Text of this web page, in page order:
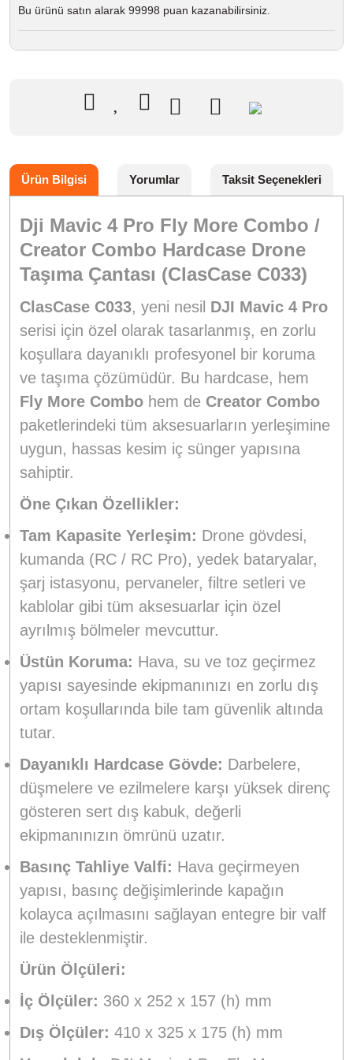
Bu ürünü satın alarak 99998 puan kazanabilirsiniz.
Ürün Bilgisi Yorumlar Taksit Seçenekleri
Dji Mavic 4 Pro Fly More Combo /
Creator Combo Hardcase Drone
Taşıma Çantası (ClasCase C033)
ClasCase C033, yeni nesil DJI Mavic 4 Pro
serisi için özel olarak tasarlanmış, en zorlu
koşullara dayanıklı profesyonel bir koruma
ve taşıma çözümüdür. Bu hardcase, hem
Fly More Combo hem de Creator Combo
paketlerindeki tüm aksesuarların yerleşimine
uygun, hassas kesim iç sünger yapısına
sahiptir.
Öne Çıkan Özellikler:
Tam Kapasite Yerleşim: Drone gövdesi,
kumanda (RC / RC Pro), yedek bataryalar,
şarj istasyonu, pervaneler, filtre setleri ve
kablolar gibi tüm aksesuarlar için özel
ayrılmış bölmeler mevcuttur.
Üstün Koruma: Hava, su ve toz geçirmez
yapısı sayesinde ekipmanınızı en zorlu dış
ortam koşullarında bile tam güvenlik altında
tutar.
Dayanıklı Hardcase Gövde: Darbelere,
düşmelere ve ezilmelere karşı yüksek direnç
gösteren sert dış kabuk, değerli
ekipmanınızın ömrünü uzatır.
Basınç Tahliye Valfi: Hava geçirmeyen
yapısı, basınç değişimlerinde kapağın
kolayca açılmasını sağlayan entegre bir valf
ile desteklenmiştir.
Ürün Ölçüleri:
İç Ölçüler: 360 x 252 x 157 (h) mm
Dış Ölçüler: 410 x 325 x 175 (h) mm